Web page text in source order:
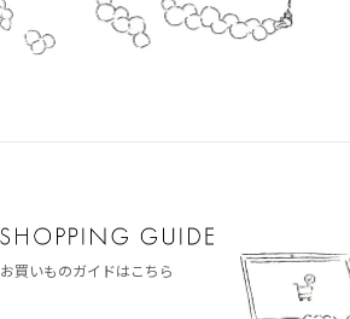
お買いものガイドはこちら